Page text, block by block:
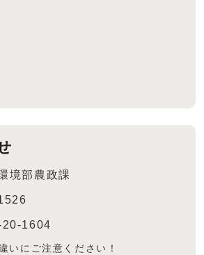
境部農政課
20-1604
いにご注意ください！